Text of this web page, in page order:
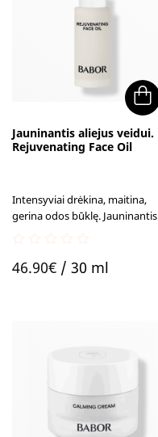
Jauninantis aliejus veidui.
Rejuvenating Face Oil
Intensyviai drėkina, maitina,
gerina odos būklę. Jauninantis
sukelia odos senėjimą.
out
46.90€/ 30 ml